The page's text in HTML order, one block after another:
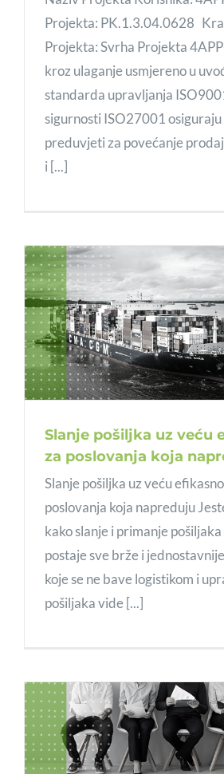
Projekta: PK.1.3.04.0628
Projekta: Svrha Projekta
kroz ulaganje usmjereno u
standarda upravljanja
sigurnosti ISO27001
preduvjeti za povećanje
i [...]
Slanje pošiljka uz veću
za poslovanja koja
Slanje pošiljka uz veću
poslovanja koja napreduju
kako slanje i primanje
postaje sve brže i
koje se ne bave logistikom i
pošiljaka vide [...]